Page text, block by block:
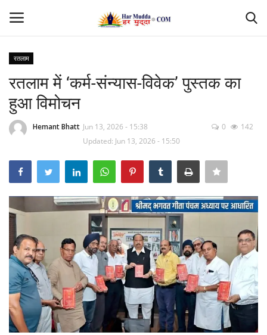
Home
Contact
मध्यप्रदेश
छत्तीसगढ़
उत्तर प्रदेश
अंतर्राष्ट्रीय
कला संस्कृति
रतलाम
रतलाम में ‘कर्म-संन्यास-विवेक’ पुस्तक का
हुआ विमोचन
Hemant Bhatt Jun 13, 2026 - 15:38
Updated: Jun 13, 2026 - 15:50
0 142